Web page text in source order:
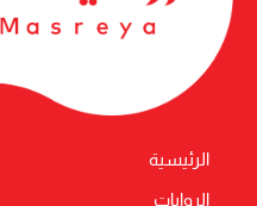
الرئيسية
الروايات